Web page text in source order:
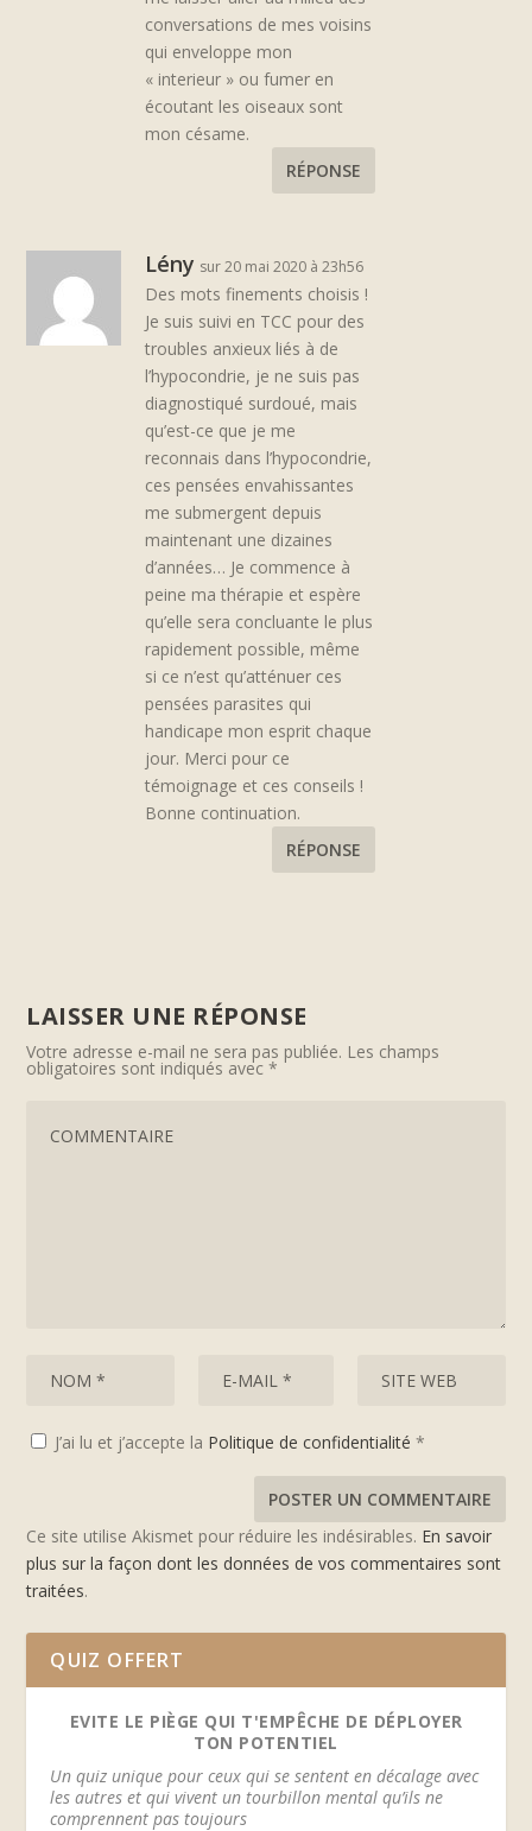
conversations de mes voisins
qui enveloppe mon
« interieur » ou fumer en
écoutant les oiseaux sont
mon césame.
RÉPONSE
Lény sur 20 mai 2020 à 23h56
Des mots finements choisis !
Je suis suivi en TCC pour des
troubles anxieux liés à de
l’hypocondrie, je ne suis pas
diagnostiqué surdoué, mais
qu’est-ce que je me
reconnais dans l’hypocondrie,
ces pensées envahissantes
me submergent depuis
maintenant une dizaines
d’années… Je commence à
peine ma thérapie et espère
qu’elle sera concluante le plus
rapidement possible, même
si ce n’est qu’atténuer ces
pensées parasites qui
handicape mon esprit chaque
jour. Merci pour ce
témoignage et ces conseils !
Bonne continuation.
RÉPONSE
LAISSER UNE RÉPONSE
Votre adresse e-mail ne sera pas publiée. Les champs
obligatoires sont indiqués avec*
J’ai lu et j’accepte la Politique de confidentialité*
Ce site utilise Akismet pour réduire les indésirables. En savoir
plus sur la façon dont les données de vos commentaires sont
traitées.
QUIZ OFFERT
EVITE LE PIÈGE QUI T'EMPÊCHE DE DÉPLOYER
TON POTENTIEL
Un quiz unique pour ceux qui se sentent en décalage avec
les autres et qui vivent un tourbillon mental qu’ils ne
comprennent pas toujours